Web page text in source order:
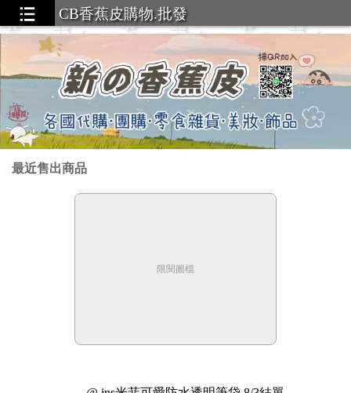
CB香蕉皮購物.批發
最近售出商品
限閱圖檔